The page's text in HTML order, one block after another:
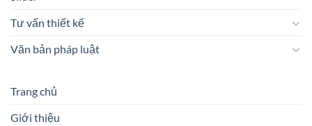
Tư vấn thiết kế
Văn bản pháp luật
Trang chủ
Giới thiệu